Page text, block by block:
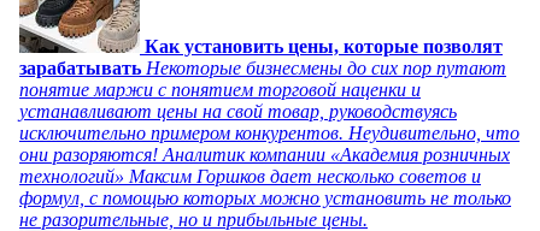
Как установить цены, которые позволят
зарабатывать Некоторые бизнесмены до сих пор путают
понятие маржи с понятием торговой наценки и
устанавливают цены на свой товар, руководствуясь
исключительно примером конкурентов. Неудивительно, что
они разоряются! Аналитик компании «Академия розничных
технологий» Максим Горшков дает несколько советов и
формул, с помощью которых можно установить не только
не разорительные, но и прибыльные цены.